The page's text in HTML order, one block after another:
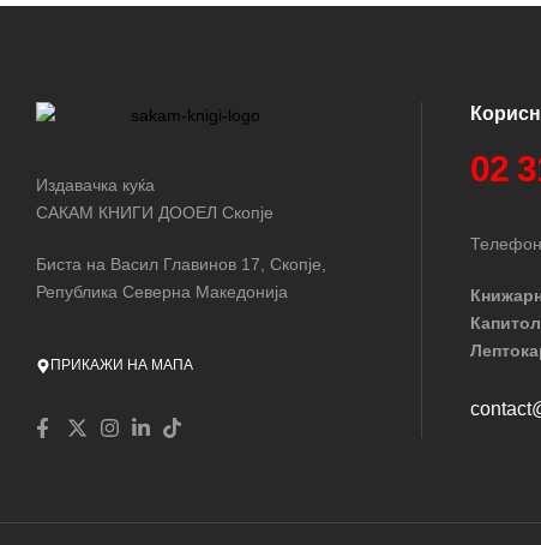
Издавачка куќа
САКАМ КНИГИ ДООЕЛ Скопје
Биста на Васил Главинов 17, Скопје,
Република Северна Македонија
ПРИКАЖИ НА МАПА
02